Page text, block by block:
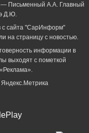
Письменный А.А. Главный
Д.Ю.
с сайта "СарИнформ"
на страницу с новостью.
информации в
выходят с пометкой